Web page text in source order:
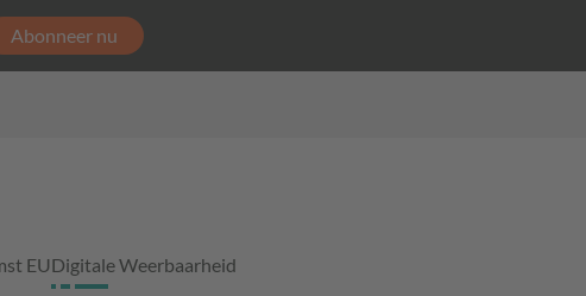
Abonneer nu
EUDigitale Weerbaarheid